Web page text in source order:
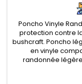
Poncho Vinyle
protection contre
bushcraft. Poncho
en vinyle
randonnée
protection ou